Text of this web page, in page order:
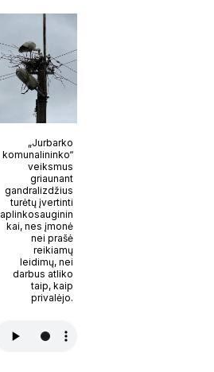
„Jurbarko
komunalininko“
veiksmus
griaunant
gandralizdžius
turėtų įvertinti
aplinkosauginin
kai, nes įmonė
nei prašė
reikiamų
leidimų, nei
darbus atliko
taip, kaip
privalėjo.